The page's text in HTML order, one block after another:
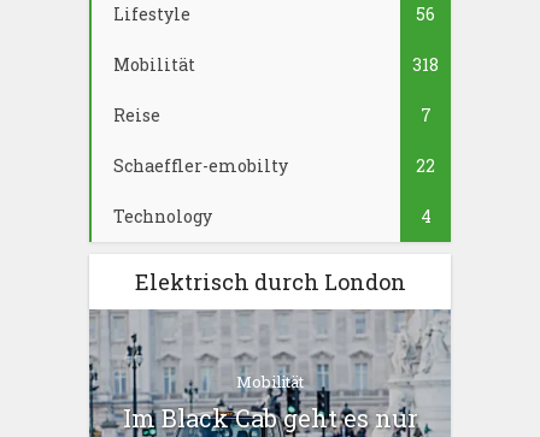
Lifestyle 56
Mobilität 318
Reise 7
Schaeffler-emobilty 22
Technology 4
Elektrisch durch London
Mobilität
Im Black Cab geht es nur